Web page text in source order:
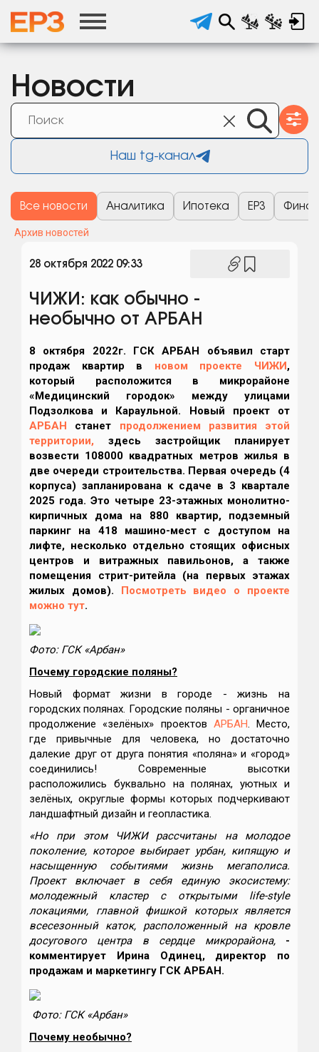
Новости
Наш tg-канал
Все новости Аналитика Ипотека ЕРЗ
Архив новостей
28 октября 2022 09:33
ЧИЖИ: как обычно -
необычно от АРБАН
8 октября 2022г. ГСК АРБАН объявил старт
продаж квартир в новом проекте ЧИЖИ,
который расположится в микрорайоне
«Медицинский городок» между улицами
Подзолкова и Караульной. Новый проект от
АРБАН станет продолжением развития этой
территории, здесь застройщик планирует
возвести 108000 квадратных метров жилья в
две очереди строительства. Первая очередь (4
корпуса) запланирована к сдаче в 3 квартале
2025 года. Это четыре 23-этажных монолитно-
кирпичных дома на 880 квартир, подземный
паркинг на 418 машино-мест с доступом на
лифте, несколько отдельно стоящих офисных
центров и витражных павильонов, а также
помещения стрит-ритейла (на первых этажах
жилых домов). Посмотреть видео о проекте
можно тут.
Фото: ГСК «Арбан»
Почему городские поляны?
Новый формат жизни в городе - жизнь на
городских полянах. Городские поляны - органичное
продолжение «зелёных» проектов АРБАН. Место,
где привычные для человека, но достаточно
далекие друг от друга понятия «поляна» и «город»
соединились! Современные высотки
расположились буквально на полянах, уютных и
зелёных, округлые формы которых подчеркивают
ландшафтный дизайн и геопластика.
«Но при этом ЧИЖИ рассчитаны на молодое
поколение, которое выбирает урбан, кипящую и
насыщенную событиями жизнь мегаполиса.
Проект включает в себя единую экосистему:
молодежный кластер с открытыми life-style
локациями, главной фишкой которых является
всесезонный каток, расположенный на кровле
досугового центра в сердце микрорайона, -
комментирует Ирина Одинец, директор по
продажам и маркетингу ГСК АРБАН.
Фото: ГСК «Арбан»
Почему необычно?